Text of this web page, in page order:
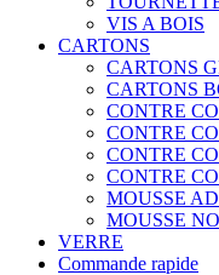
VIS A BOIS
CARTONS
CARTONS
CARTONS
CONTRE
CONTRE
CONTRE
CONTRE
MOUSSE
MOUSSE
VERRE
Commande rapide